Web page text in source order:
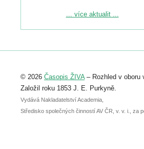
Podrobnější informace ke konferenci
Registrovat se můžete do 6. září.
abstraktu přihlášené přednášky nebo
posteru je už 30. června.
... více aktualit ...
© 2026 Časopis ŽIVA– Rozhled v oboru
Založil roku 1853 J. E. Purkyně.
Vydává Nakladatelství Academia,
Středisko společných činností AV ČR, v. v. i., za